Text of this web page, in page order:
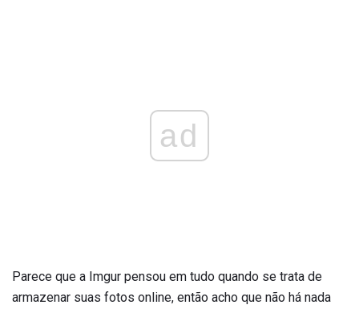
ad
Parece que a Imgur pensou em tudo quando se trata de
armazenar suas fotos online, então acho que não há nada